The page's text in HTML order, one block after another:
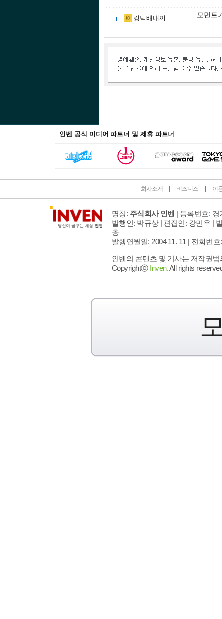
킹덕배내꺼 모먼트
인벤 공식 미디어 파트너 및 제휴 파트너
회사소개 비즈니스 이
명칭: 주식회사 인벤 | 등록번호: 경
발행인: 박규상 | 편집인: 강민우 |
층
발행연월일: 2004 11. 11 | 전화번호
인벤의 콘텐츠 및 기사는 저작권
Copyrightⓒ Inven.All rights